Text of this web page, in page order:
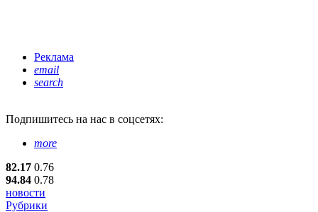
Реклама
email
search
Подпишитесь на нас в соцсетях:
more
82.17 0.76
94.84 0.78
новости
Рубрики